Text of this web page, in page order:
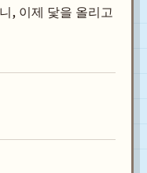
, 이제 닻을 올리고